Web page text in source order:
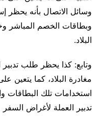
وسائل الاتصال بأنه يحظر
وبطاقات الخصم المباشر
البلاد.
وتابع: كذا يحظر طلب
مغادرة البلاد، كما
استخدامات تلك البطاقات
تدبير العملة لأغراض